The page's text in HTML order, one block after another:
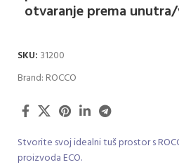
otvaranje prema unutra/
SKU: 31200
Brand: ROCCO
Stvorite svoj idealni tuš prostor s
proizvoda ECO.